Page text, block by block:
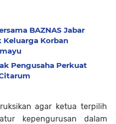
BAZNAS Jabar
Korban
Pengusaha Perkuat
agar ketua terpilih
kepengurusan dalam